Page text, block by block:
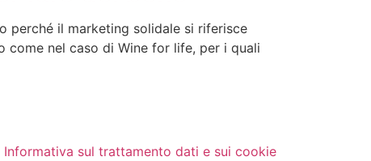
perché il marketing solidale si riferisce
nel caso di Wine for life, per i quali
Informativa sul trattamento dati e sui cookie